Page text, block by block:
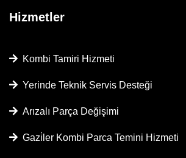
Hizmetler
Kombi Tamiri Hizmeti
Yerinde Teknik Servis Desteği
Arızalı Parça Değişimi
Gazi̇ler Kombi Parca Temini Hizmeti